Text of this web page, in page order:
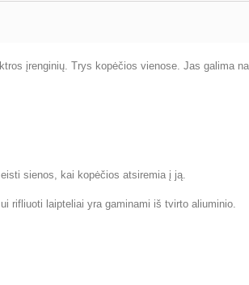
įrenginių. Trys kopėčios vienose. Jas galima
sienos, kai kopėčios atsiremia į ją.
rifliuoti laipteliai yra gaminami iš tvirto aliuminio.